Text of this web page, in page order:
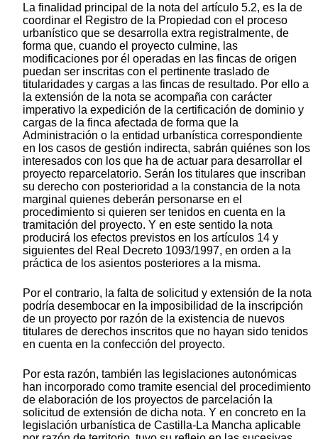
La finalidad principal de la nota del artículo 5.2, es la de
coordinar el Registro de la Propiedad con el proceso
urbanístico que se desarrolla extra registralmente, de
forma que, cuando el proyecto culmine, las
modificaciones por él operadas en las fincas de origen
puedan ser inscritas con el pertinente traslado de
titularidades y cargas a las fincas de resultado. Por ello a
la extensión de la nota se acompaña con carácter
imperativo la expedición de la certificación de dominio y
cargas de la finca afectada de forma que la
Administración o la entidad urbanística correspondiente
en los casos de gestión indirecta, sabrán quiénes son los
interesados con los que ha de actuar para desarrollar el
proyecto reparcelatorio. Serán los titulares que inscriban
su derecho con posterioridad a la constancia de la nota
marginal quienes deberán personarse en el
procedimiento si quieren ser tenidos en cuenta en la
tramitación del proyecto. Y en este sentido la nota
producirá los efectos previstos en los artículos 14 y
siguientes del Real Decreto 1093/1997, en orden a la
práctica de los asientos posteriores a la misma.
Por el contrario, la falta de solicitud y extensión de la nota
podría desembocar en la imposibilidad de la inscripción
de un proyecto por razón de la existencia de nuevos
titulares de derechos inscritos que no hayan sido tenidos
en cuenta en la confección del proyecto.
Por esta razón, también las legislaciones autonómicas
han incorporado como tramite esencial del procedimiento
de elaboración de los proyectos de parcelación la
solicitud de extensión de dicha nota. Y en concreto en la
legislación urbanística de Castilla-La Mancha aplicable